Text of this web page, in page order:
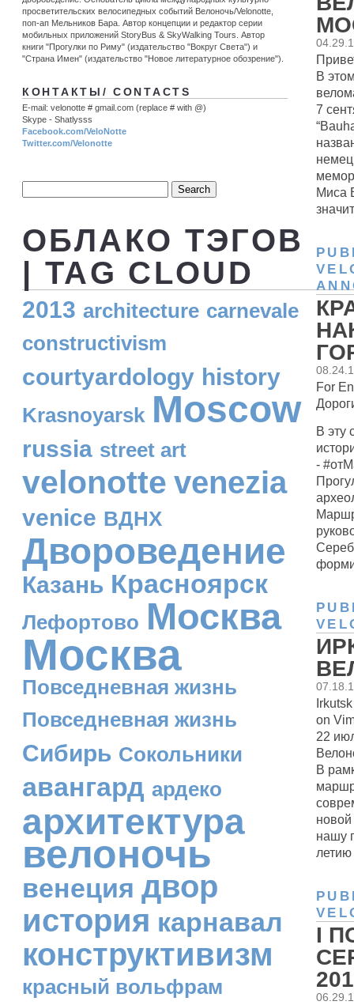
В
7
Миса
For
В эту
-
on
22
В
нашу
летию
I
просветительских велосипедных событий Велоночь/Velonotte,
поп-ап Мельников Бара. Автор концепции и редактор серии
мобильных приложений StoryBus & SkyWalking Tours. Автор
книги "Прогулки по Риму" (издательство "Вокруг Света") и
"Страна Имен" (издательство "Новое литературное обозрение").
КОНТАКТЫ/ CONTACTS
E-mail: velonotte # gmail.com (replace # with @)
Skype - Shatlysss
Facebook.com/VeloNotte
Twitter.com/Velonotte
ОБЛАКО ТЭГОВ
| TAG CLOUD
2013 architecture carnevale
constructivism
courtyardology history
Krasnoyarsk Moscow
russia street art
velonotte venezia
venice ВДНХ
Двороведение
Казань Красноярск
Лефортово Москва
Москва
Повседневная жизнь
Повседневная жизнь
Сибирь Сокольники
авангард ардеко
архитектура
велоночь
венеция двор
история карнавал
конструктивизм
красный вольфрам